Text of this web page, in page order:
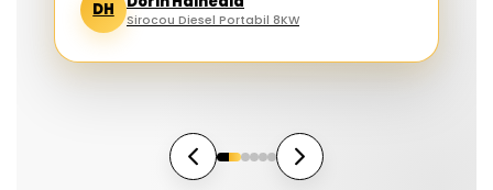
DH Sirocou Diesel Portabil 8KW